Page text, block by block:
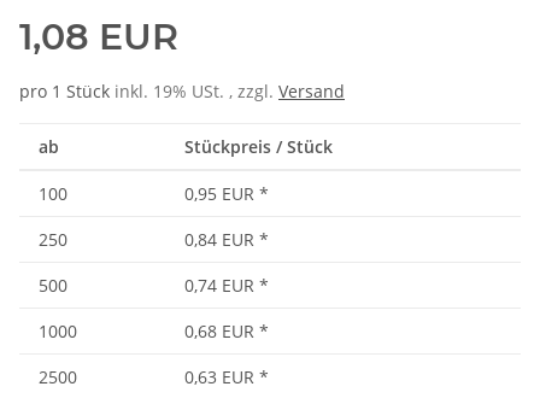
1,08 EUR
pro 1 Stück inkl. 19% USt. , zzgl. Versand
ab Stückpreis / Stück
100 0,95 EUR *
250
0,84 EUR *
500
0,74 EUR *
1000
0,68 EUR *
2500
0,63 EUR *